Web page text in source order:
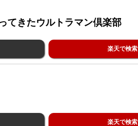
てきたウルトラマン倶楽部
楽天で検索
楽天で検索